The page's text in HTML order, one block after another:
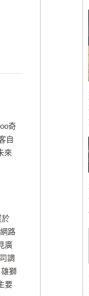
奇
自
來
於
路
廣
調
獅
要